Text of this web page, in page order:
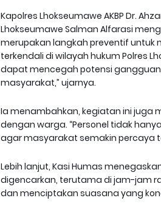
Kapolres Lhokseumawe AKBP Dr.
Lhokseumawe Salman Alfarasi
merupakan langkah preventif
terkendali di wilayah hukum Polres
dapat mencegah potensi
masyarakat,” ujarnya.
Ia menambahkan, kegiatan ini juga
dengan warga. “Personel tidak
agar masyarakat semakin percaya
Lebih lanjut, Kasi Humas
digencarkan, terutama di jam-jam
dan menciptakan suasana yang